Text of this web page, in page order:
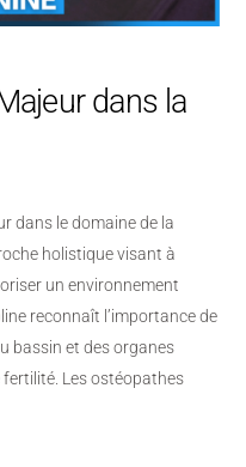
dans la
dans le domaine de la
holistique visant à
un environnement
reconnaît l’importance de
bassin et des organes
Les ostéopathes